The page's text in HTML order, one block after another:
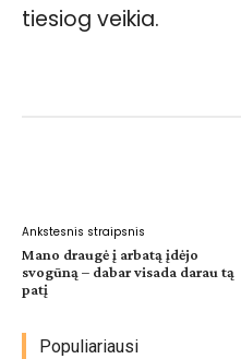
tiesiog veikia.
Ankstesnis straipsnis
Mano draugė į arbatą įdėjo
svogūną – dabar visada darau tą
patį
Populiariausi